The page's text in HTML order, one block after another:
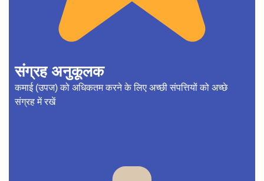
संग्रह अनुकूलक
कमाई (उपज) को अधिकतम करने के लिए अच्छी संपत्तियों को अच्छे
संग्रह में रखें